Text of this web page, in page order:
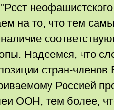
на то, что тем
наличие
Надеемся, что
стран-членов
Россией
ООН, тем более,